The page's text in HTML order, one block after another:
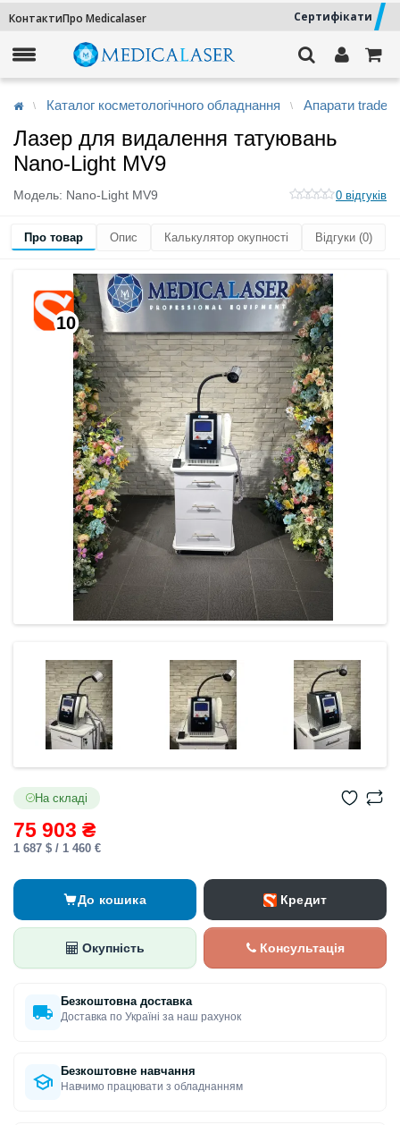
КонтактиПро Medicalaser Сертифікати
Каталог косметологічного обладнання Апарати trade-
Лазер для видалення татуювань
Nano-Light MV9
Модель: Nano-Light MV9 0 відгуків
Про товар Опис Калькулятор окупності Відгуки (0)
10
На складі
75 903 ₴
1 687 $ / 1 460 €
До кошика Кредит
Окупність Консультація
Безкоштовна доставка
Доставка по Україні за наш рахунок
Безкоштовне навчання
Навчимо працювати з обладнанням